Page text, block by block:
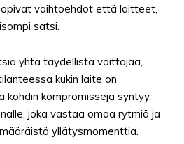
vaihtoehdot että laitteet,
satsi.
yhtä täydellistä voittajaa,
kukin laite on
kohdin kompromisseja syntyy.
joka vastaa omaa rytmiä ja
yllätysmomenttia.